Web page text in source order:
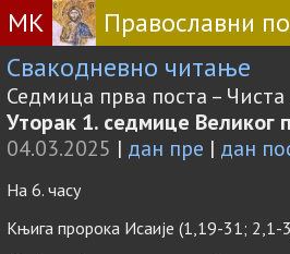
МК
Православни
Свакодневно читање
Седмица прва поста –
Уторак 1. седмице Великог
04.03.2025 | дан пре | дан
На 6. часу
Књига пророка Исаије (1,19-31; 2,1-